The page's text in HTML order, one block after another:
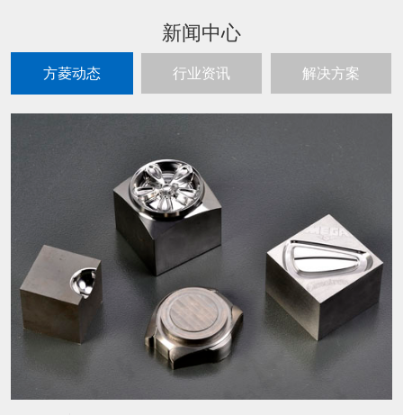
新闻中心
方菱动态 行业资讯 解决方案